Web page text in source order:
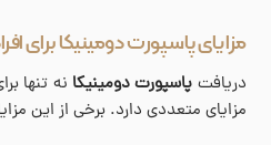
مزایای پاسپورت دومینیکا برای
دریافت پاسپورت دومینیکا نه تنها
مزایای متعددی دارد. برخی از این